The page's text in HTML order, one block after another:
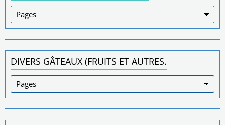
DIVERS GÂTEAUX (FRUITS ET AUTRES.